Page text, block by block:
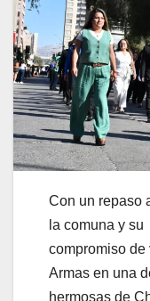
Con un repaso
la comuna y su
compromiso
Armas en una
hermosas de